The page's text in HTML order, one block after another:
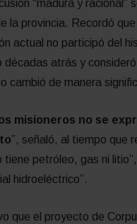
“madura y racional”
la provincia. Recordó que
actual no participó del
décadas atrás y consideró
cambió de manera
misioneros no se
”, señaló, al tiempo que
tiene petróleo, gas ni
hidroeléctrico”.
que el proyecto de